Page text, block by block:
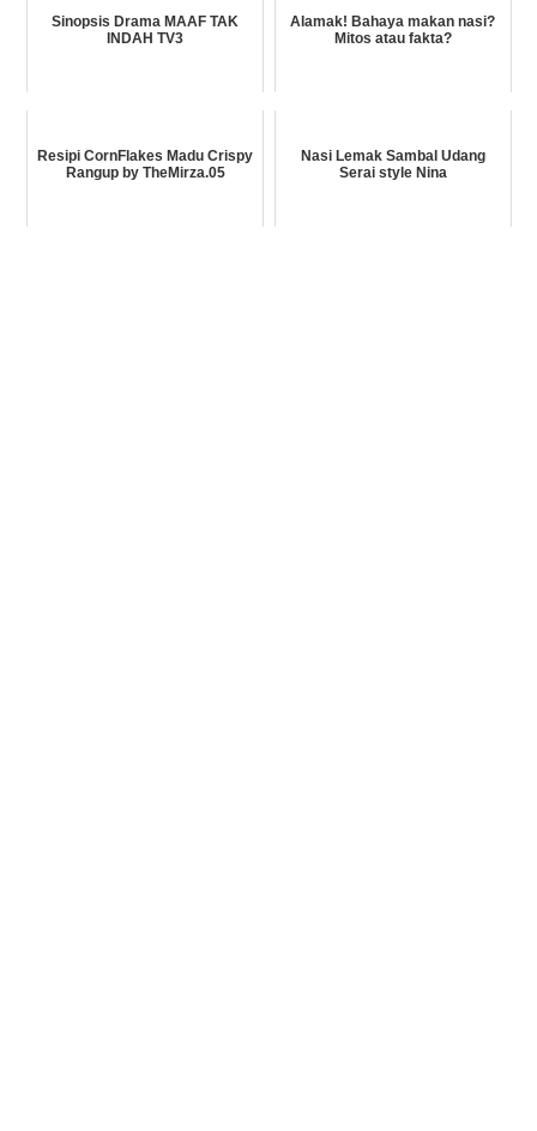
Sinopsis Drama MAAF TAK
INDAH TV3
Alamak! Bahaya makan nasi?
Mitos atau fakta?
Resipi CornFlakes Madu Crispy
Rangup by TheMirza.05
Nasi Lemak Sambal Udang
Serai style Nina